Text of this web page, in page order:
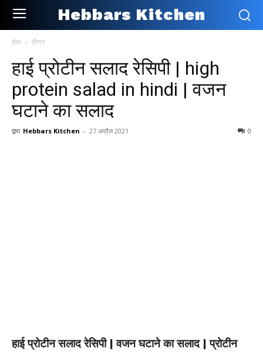
Hebbars Kitchen
होम वीगन
हाई प्रोटीन सलाद रेसिपी | high
protein salad in hindi | वजन
घटाने का सलाद
द्वारा Hebbars Kitchen - 27 अप्रैल 2021 0
हाई प्रोटीन सलाद रेसिपी | वजन घटाने का सलाद | प्रोटीन